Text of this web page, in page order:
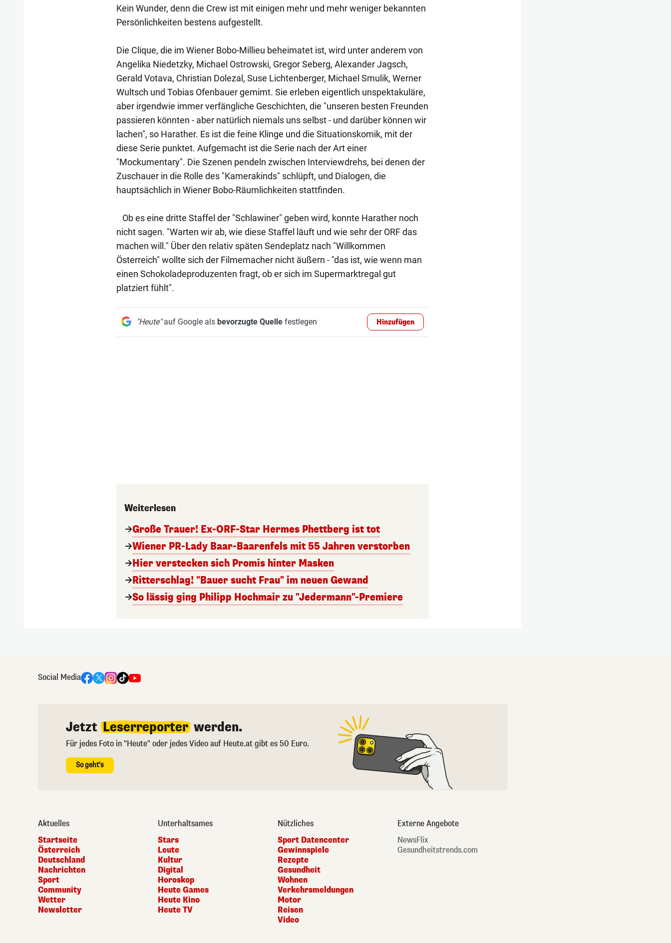
Kein Wunder, denn die Crew ist mit einigen mehr und mehr weniger bekannten
Persönlichkeiten bestens aufgestellt.
Die Clique, die im Wiener Bobo-Millieu beheimatet ist, wird unter anderem von
Angelika Niedetzky, Michael Ostrowski, Gregor Seberg, Alexander Jagsch,
Gerald Votava, Christian Dolezal, Suse Lichtenberger, Michael Smulik, Werner
Wultsch und Tobias Ofenbauer gemimt. Sie erleben eigentlich unspektakuläre,
aber irgendwie immer verfängliche Geschichten, die "unseren besten Freunden
passieren könnten - aber natürlich niemals uns selbst - und darüber können wir
lachen", so Harather. Es ist die feine Klinge und die Situationskomik, mit der
diese Serie punktet. Aufgemacht ist die Serie nach der Art einer
"Mockumentary". Die Szenen pendeln zwischen Interviewdrehs, bei denen der
Zuschauer in die Rolle des "Kamerakinds" schlüpft, und Dialogen, die
hauptsächlich in Wiener Bobo-Räumlichkeiten stattfinden.
Ob es eine dritte Staffel der "Schlawiner" geben wird, konnte Harather noch
nicht sagen. "Warten wir ab, wie diese Staffel läuft und wie sehr der ORF das
machen will." Über den relativ späten Sendeplatz nach "Willkommen
Österreich" wollte sich der Filmemacher nicht äußern - "das ist, wie wenn man
einen Schokoladeproduzenten fragt, ob er sich im Supermarktregal gut
platziert fühlt".
"Heute"auf Google als bevorzugte Quellefestlegen Hinzufügen
Weiterlesen
Große Trauer! Ex-ORF-Star Hermes Phettberg ist tot
Wiener PR-Lady Baar-Baarenfels mit 55 Jahren verstorben
Hier verstecken sich Promis hinter Masken
Ritterschlag! "Bauer sucht Frau" im neuen Gewand
So lässig ging Philipp Hochmair zu "Jedermann"-Premiere
Social Media
Jetzt Leserreporter werden.
Für jedes Foto in "Heute" oder jedes Video auf Heute.at gibt es 50 Euro.
So geht's
Aktuelles
Startseite
Österreich
Deutschland
Nachrichten
Sport
Community
Wetter
Newsletter
Unterhaltsames
Stars
Leute
Kultur
Digital
Horoskop
Heute Games
Heute Kino
Heute TV
Nützliches
Sport Datencenter
Gewinnspiele
Rezepte
Gesundheit
Wohnen
Verkehrsmeldungen
Motor
Reisen
Video
Externe Angebote
NewsFlix
Gesundheitstrends.com